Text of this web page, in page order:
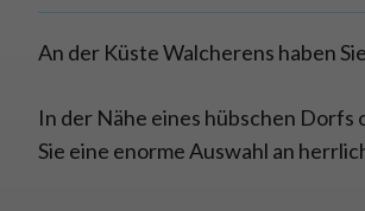
An der Küste Walcherens haben
In der Nähe eines hübschen Dorfs
Sie eine enorme Auswahl an